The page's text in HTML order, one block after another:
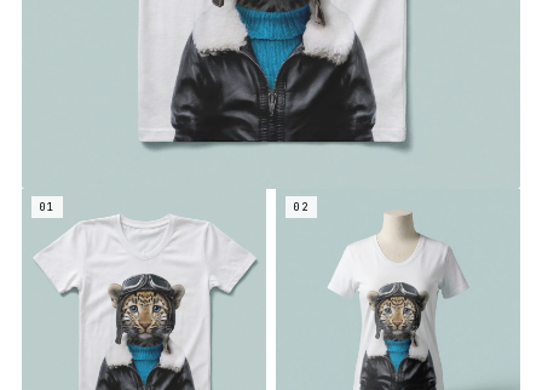
01 02